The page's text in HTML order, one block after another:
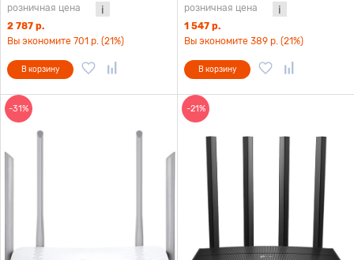
розничная цена
2 787 р.
Вы экономите 701 р. (21%)
В корзину
розничная цена
1 547 р.
Вы экономите 389 р. (21%)
В корзину
-31% -21%